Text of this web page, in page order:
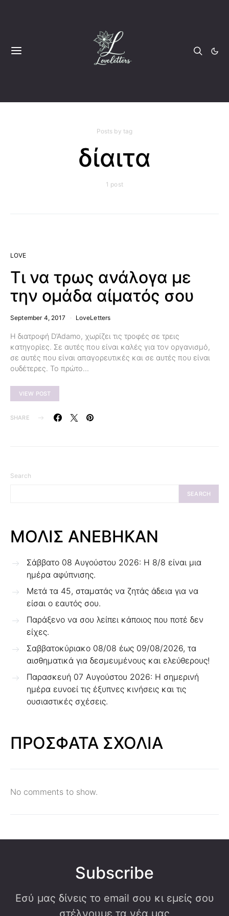
Posts by tag
δίαιτα
1 post
LOVE
Τι να τρως ανάλογα με
την ομάδα αίματός σου
September 4, 2017 LoveLetters
Η διατροφή D’Adamo, χωρίζει τις τροφές σε τρεις
κατηγορίες. Σε αυτές που είναι καλές για τον οργανισμό,
σε αυτές που είναι απαγορευτικές και σε αυτές που είναι
ουδέτερες. Το πρώτο…
VIEW POST
SHARE
Search
SEARCH
ΜΟΛΙΣ ΑΝΕΒΗΚΑΝ
Σάββατο 08 Αυγούστου 2026: Η 8/8 είναι μια
ημέρα αφύπνισης.
Μετά τα 45, σταματάς να ζητάς άδεια για να
είσαι ο εαυτός σου.
Παράξενο να σου λείπει κάποιος που ποτέ δεν
είχες.
Σαββατοκύριακο 08/08 έως 09/08/2026, τα
αισθηματικά για δεσμευμένους και ελεύθερους!
Παρασκευή 07 Αυγούστου 2026: Η σημερινή
ημέρα ευνοεί τις έξυπνες κινήσεις και τις
ουσιαστικές σχέσεις.
ΠΡΟΣΦΑΤΑ ΣΧΟΛΙΑ
No comments to show.
Subscribe
Εσύ μας δίνεις το email σου κι εμείς σου
στέλνουμε τα νέα μας